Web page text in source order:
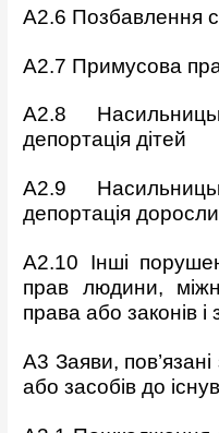
A2.6 Позбавлення
A2.7 Примусова
A2.8
депортація дітей
A2.9
депортація
A2.10 Інші
прав людини,
права або законів і
A3 Заяви,
або засобів до